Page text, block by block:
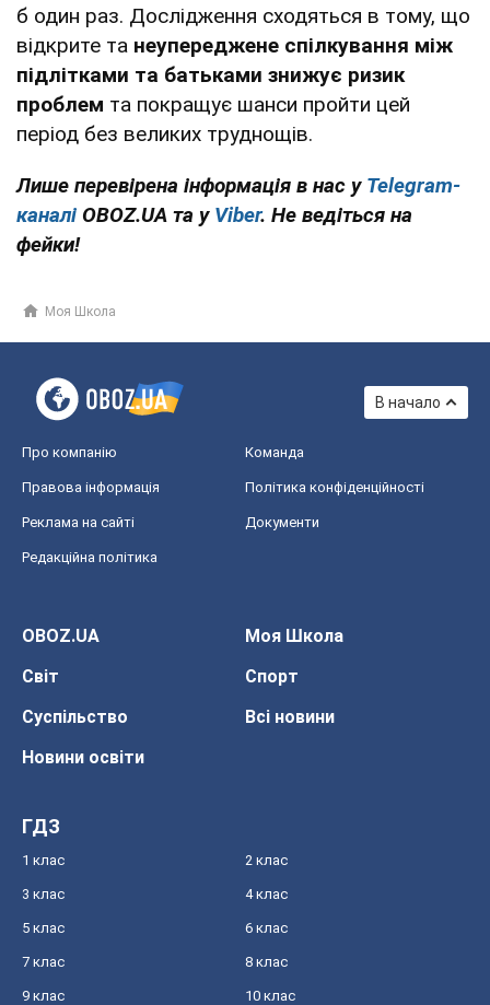
б один раз. Дослідження сходяться в тому, що
відкрите та неупереджене спілкування між
підлітками та батьками знижує ризик
проблем та покращує шанси пройти цей
період без великих труднощів.
Лише перевірена інформація в нас у Telegram-
каналі OBOZ.UA та у Viber. Не ведіться на
фейки!
Моя Школа
В начало
Про компанію Команда
Правова інформація Політика конфіденційності
Реклама на сайті Документи
Редакційна політика
OBOZ.UA
Моя Школа
Світ
Спорт
Суспільство
Всі новини
Новини освіти
ГДЗ
1 клас 2 клас
3 клас 4 клас
5 клас 6 клас
7 клас 8 клас
9 клас 10 клас